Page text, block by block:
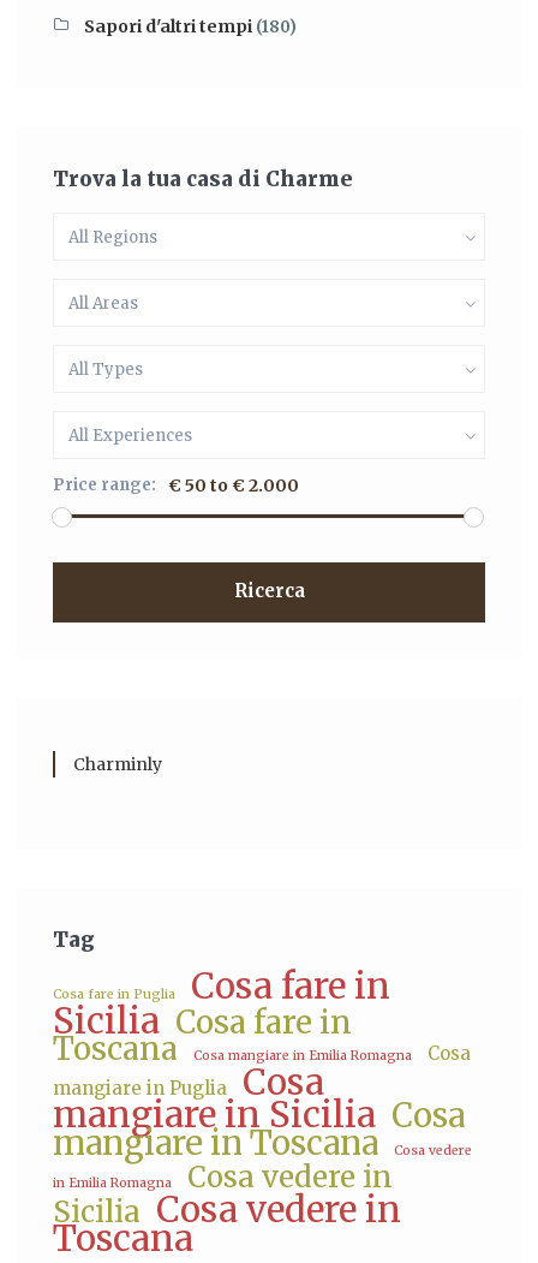
Sapori d'altri tempi (180)
Trova la tua casa di Charme
All Regions
All Areas
All Types
All Experiences
Price range: € 50 to € 2.000
Ricerca
Charminly
Tag
Cosa fare in Puglia Cosa fare in
Sicilia Cosa fare in
Toscana Cosa mangiare in Emilia Romagna
Cosa
mangiare in Puglia
Cosa
mangiare in Sicilia Cosa
mangiare in Toscana Cosa vedere
in Emilia Romagna
Cosa vedere in
Sicilia Cosa vedere in
Toscana